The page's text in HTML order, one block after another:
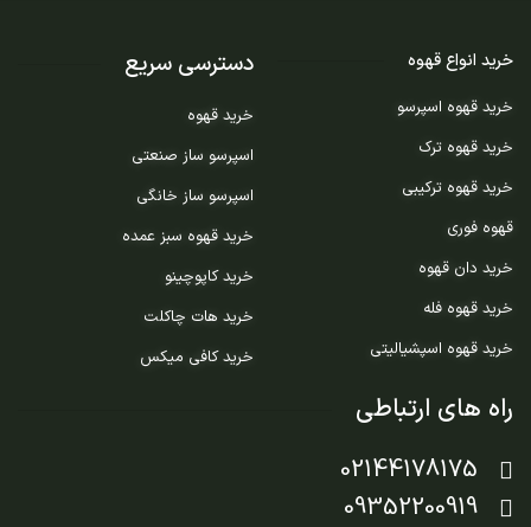
خرید انواع قهوه
خرید قهوه اسپرسو
خرید قهوه ترک
خرید قهوه ترکیبی
قهوه فوری
خرید دان قهوه
خرید قهوه فله
خرید قهوه اسپشیالیتی
دسترسی سریع
خرید قهوه
اسپرسو ساز صنعتی
اسپرسو ساز خانگی
خرید قهوه سبز عمده
خرید کاپوچینو
خرید هات چاکلت
خرید کافی میکس
راه های ارتباطی
02144178175
09352200919